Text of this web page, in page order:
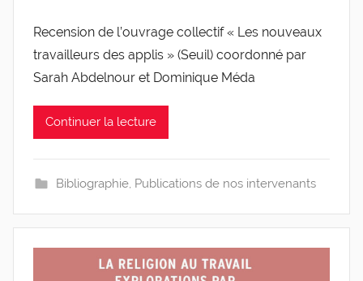
r
g
l
v
i
Recension de l’ouvrage collectif « Les nouveaux
travailleurs des applis » (Seuil) coordonné par
Sarah Abdelnour et Dominique Méda
Continuer la lecture
Bibliographie, Publications de nos intervenants